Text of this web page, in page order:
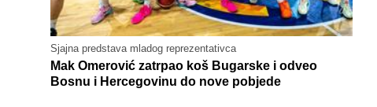
Sjajna predstava mladog reprezentativca
Mak Omerović zatrpao koš Bugarske i odveo
Bosnu i Hercegovinu do nove pobjede